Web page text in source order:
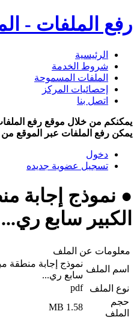
رفع الملفات -
الرئيسية
شروط الخدمة
الملفات المسموحة
إحصائيات المركز
اتصل بنا
يمكنكم من خلال موقع رفع
يمكن رفع الملفات عبر الموقع
دخول
تسجيل عضوية جديده
● نموذج إجابة
الكبير سابع
معلومات عن الملف
اسم الملف
نموذج إجابة منطقة
سابع ري...
نوع الملف
pdf
حجم
الملف
1.58 MB